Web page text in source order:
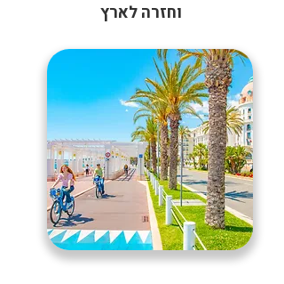
וחזרה לארץ